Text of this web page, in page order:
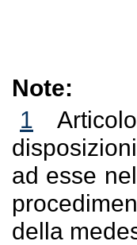
Note:
1
ad esse
della